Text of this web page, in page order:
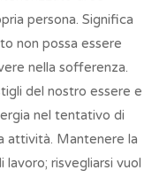
persona. Significa
non possa essere
nella sofferenza.
del nostro essere e
nel tentativo di
attività. Mantenere la
lavoro; risvegliarsi vuol